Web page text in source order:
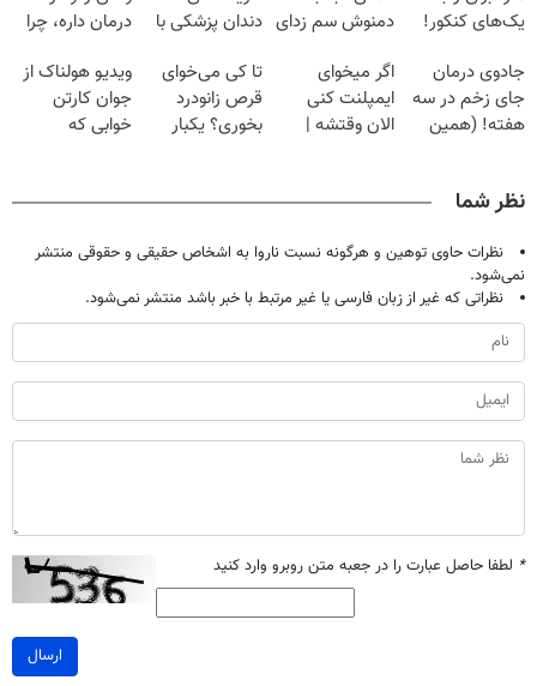
یک‌های کنکور!
دمنوش سم زدای دندان پزشکی با
خانگی
درمان داره، چرا
تحمل میکنی؟❗
جادوی درمان
جای زخم در سه
هفته! (همین
اگر میخوای
ایمپلنت کنی
الان وقتشه |
تا کی می‌خوای
قرص زانودرد
بخوری؟ یکبار
ویدیو هولناک از
جوان کارتن
خوابی که
نظر شما
نظرات حاوی توهین و هرگونه نسبت ناروا به اشخاص حقیقی و حقوقی منتشر
نمی‌شود.
نظراتی که غیر از زبان فارسی یا غیر مرتبط با خبر باشد منتشر نمی‌شود.
* لطفا حاصل عبارت را در جعبه متن روبرو وارد کنید
ارسال